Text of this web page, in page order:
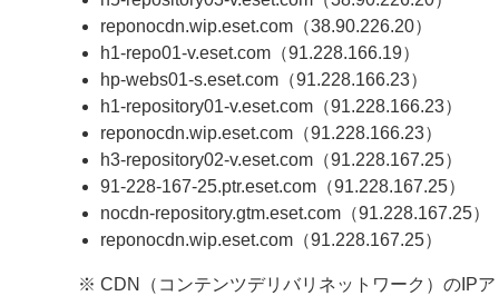
reponocdn.wip.eset.com（38.90.226.20）
h1-repo01-v.eset.com（91.228.166.19）
hp-webs01-s.eset.com（91.228.166.23）
h1-repository01-v.eset.com（91.228.166.23）
reponocdn.wip.eset.com（91.228.166.23）
h3-repository02-v.eset.com（91.228.167.25）
91-228-167-25.ptr.eset.com（91.228.167.25）
nocdn-repository.gtm.eset.com（91.228.167.25）
reponocdn.wip.eset.com（91.228.167.25）
※ CDN（コンテンツデリバリネットワーク）のIP